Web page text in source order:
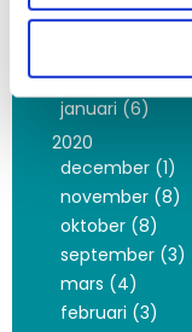
april (1)
februari (1)
januari (6)
2020
december (1)
november (8)
oktober (8)
september (3)
mars (4)
februari (3)